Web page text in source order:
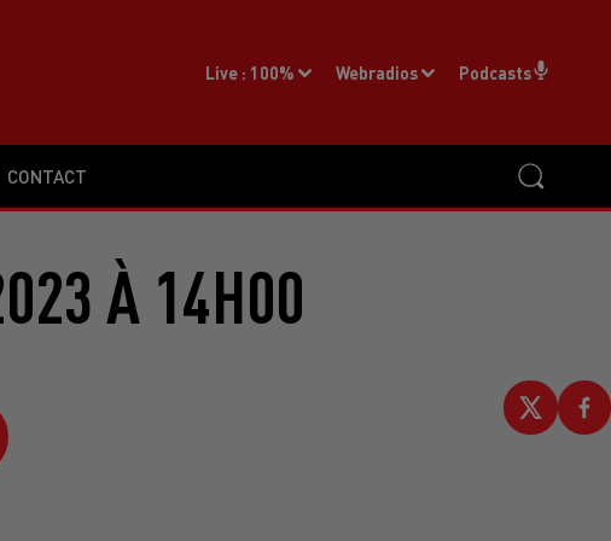
CONTACT
Live : 100% Webradios Podcasts
À 14H00